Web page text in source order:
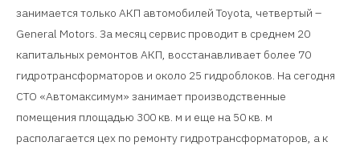
занимается только АКП автомобилей Toyota, четвертый –
General Motors. За месяц сервис проводит в среднем 20
капитальных ремонтов АКП, восстанавливает более 70
гидротрансформаторов и около 25 гидроблоков. На сегодня
СТО «Автомаксимум» занимает производственные
помещения площадью 300 кв. м и еще на 50 кв. м
располагается цех по ремонту гидротрансформаторов, а к